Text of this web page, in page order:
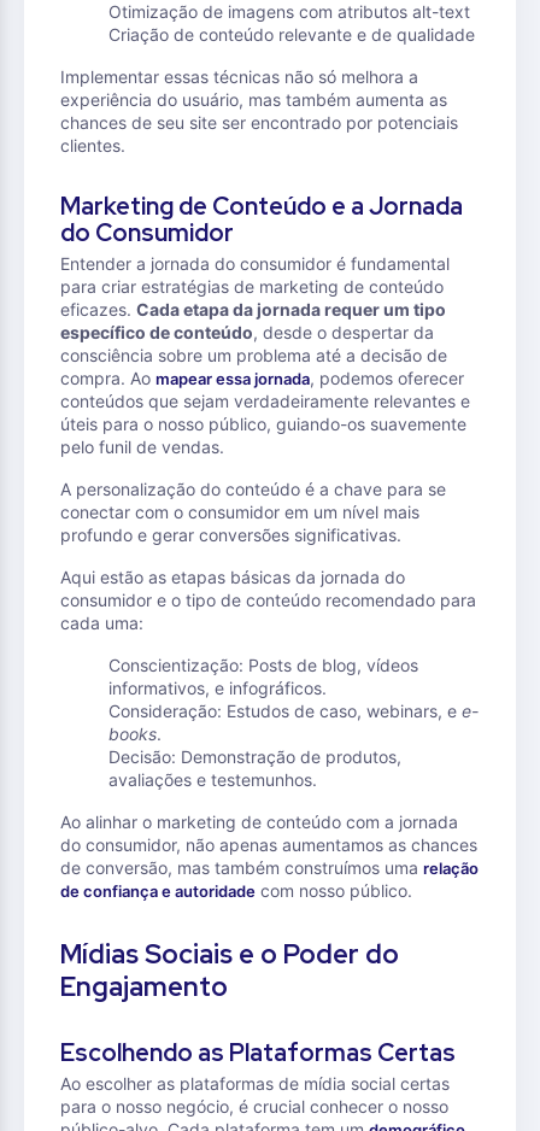
Otimização de imagens com atributos alt-text
Criação de conteúdo relevante e de qualidade
Implementar essas técnicas não só melhora a
experiência do usuário, mas também aumenta as
chances de seu site ser encontrado por potenciais
clientes.
Marketing de Conteúdo e a Jornada
do Consumidor
Entender a jornada do consumidor é fundamental
para criar estratégias de marketing de conteúdo
eficazes. Cada etapa da jornada requer um tipo
específico de conteúdo, desde o despertar da
consciência sobre um problema até a decisão de
compra. Ao mapear essa jornada, podemos oferecer
conteúdos que sejam verdadeiramente relevantes e
úteis para o nosso público, guiando-os suavemente
pelo funil de vendas.
A personalização do conteúdo é a chave para se
conectar com o consumidor em um nível mais
profundo e gerar conversões significativas.
Aqui estão as etapas básicas da jornada do
consumidor e o tipo de conteúdo recomendado para
cada uma:
Conscientização: Posts de blog, vídeos
informativos, e infográficos.
Consideração: Estudos de caso, webinars, e e-
books.
Decisão: Demonstração de produtos,
avaliações e testemunhos.
Ao alinhar o marketing de conteúdo com a jornada
do consumidor, não apenas aumentamos as chances
de conversão, mas também construímos uma relação
de confiança e autoridade com nosso público.
Mídias Sociais e o Poder do
Engajamento
Escolhendo as Plataformas Certas
Ao escolher as plataformas de mídia social certas
para o nosso negócio, é crucial conhecer o nosso